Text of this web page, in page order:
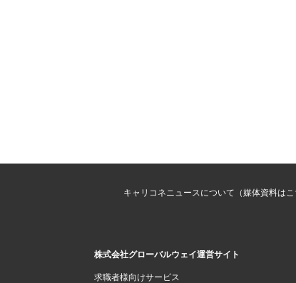
キャリコネニュースについて（媒体資料はこ
株式会社グローバルウェイ運営サイト
求職者様向けサービス